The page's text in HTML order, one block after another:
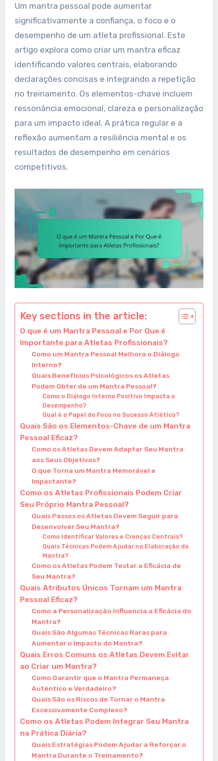
Um mantra pessoal pode aumentar
significativamente a confiança, o foco e o
desempenho de um atleta profissional. Este
artigo explora como criar um mantra eficaz
identificando valores centrais, elaborando
declarações concisas e integrando a repetição
no treinamento. Os elementos-chave incluem
ressonância emocional, clareza e personalização
para um impacto ideal. A prática regular e a
reflexão aumentam a resiliência mental e os
resultados de desempenho em cenários
competitivos.
Key sections in the article:
O que é um Mantra Pessoal e Por Que é
Importante para Atletas Profissionais?
Como um Mantra Pessoal Melhora o Diálogo
Interno?
Quais Benefícios Psicológicos os Atletas
Podem Obter de um Mantra Pessoal?
Como o Diálogo Interno Positivo Impacta o
Desempenho?
Qual é o Papel do Foco no Sucesso Atlético?
Quais São os Elementos-Chave de um Mantra
Pessoal Eficaz?
Como os Atletas Devem Adaptar Seu Mantra
aos Seus Objetivos?
O que Torna um Mantra Memorável e
Impactante?
Como os Atletas Profissionais Podem Criar
Seu Próprio Mantra Pessoal?
Quais Passos os Atletas Devem Seguir para
Desenvolver Seu Mantra?
Como Identificar Valores e Crenças Centrais?
Quais Técnicas Podem Ajudar na Elaboração do
Mantra?
Como os Atletas Podem Testar a Eficácia de
Seu Mantra?
Quais Atributos Únicos Tornam um Mantra
Pessoal Eficaz?
Como a Personalização Influencia a Eficácia do
Mantra?
Quais São Algumas Técnicas Raras para
Aumentar o Impacto do Mantra?
Quais Erros Comuns os Atletas Devem Evitar
ao Criar um Mantra?
Como Garantir que o Mantra Permaneça
Autêntico e Verdadeiro?
Quais São os Riscos de Tornar o Mantra
Excessivamente Complexo?
Como os Atletas Podem Integrar Seu Mantra
na Prática Diária?
Quais Estratégias Podem Ajudar a Reforçar o
Mantra Durante o Treinamento?